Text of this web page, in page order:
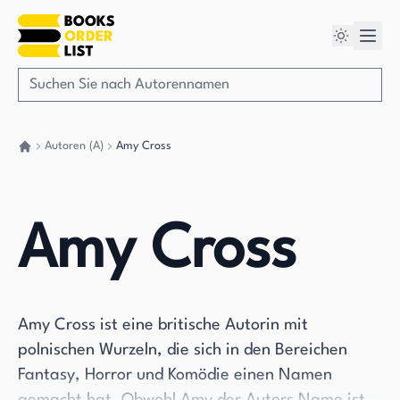
Autoren (A) Amy Cross
Amy Cross
Amy Cross ist eine britische Autorin mit
polnischen Wurzeln, die sich in den Bereichen
Fantasy, Horror und Komödie einen Namen